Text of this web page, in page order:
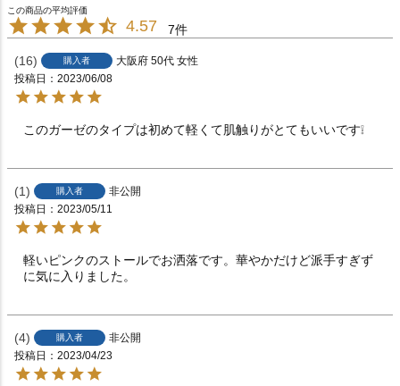
4.57 7
16 購入者 大阪府 50代 女性
投稿日
2023/06/08
このガーゼのタイプは初めて軽くて肌触りがとてもいいです❕
1 購入者
非公開
投稿日
2023/05/11
軽いピンクのストールでお洒落です。華やかだけど派手すぎず
に気に入りました。
4 購入者
非公開
投稿日
2023/04/23